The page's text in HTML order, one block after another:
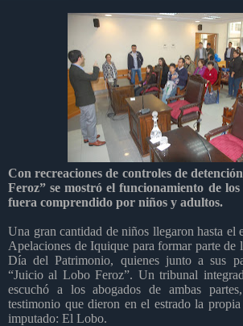
Con recreaciones de controles de
Feroz” se mostró el funcionamiento de
fuera comprendido por niños y adultos.
Una gran cantidad de niños llegaron hasta el
Apelaciones de Iquique para formar parte de
Día del Patrimonio, quienes junto a sus
“Juicio al Lobo Feroz”. Un tribunal
escuchó a los abogados de ambas
testimonio que dieron en el estrado la
imputado: El Lobo.